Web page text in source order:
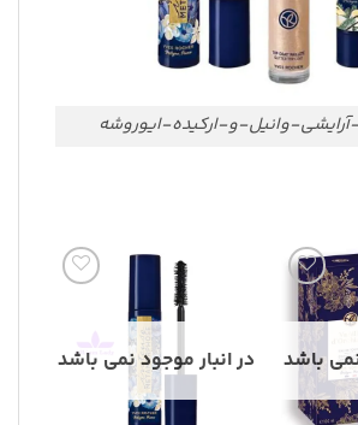
وانیل-و-ارکیده-ایوروشه
افزودن
به
مندی
ها
باشد
علاقه
مندی
ها
در انبار موجود نمی باشد